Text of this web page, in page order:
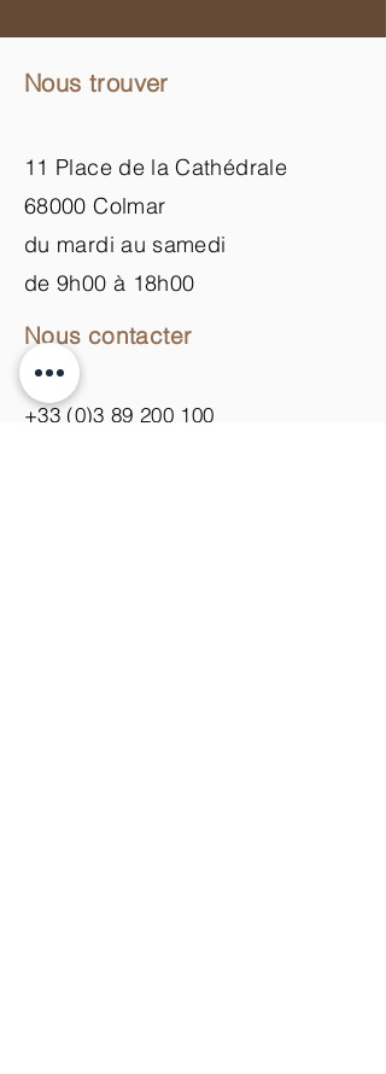
Nous trouver
11 Place de la Cathédrale
68000 Colmar
du mardi au samedi
de 9h00 à 18h00
Nous contacter
+33 (0)3 89 200 100​